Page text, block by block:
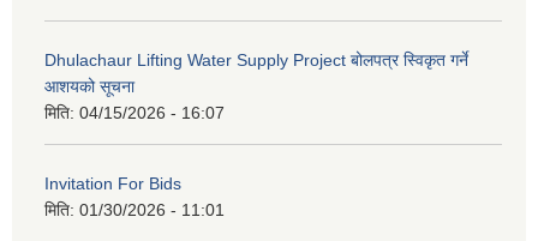
Dhulachaur Lifting Water Supply Project बोलपत्र स्विकृत गर्ने
आशयको सूचना
मिति: 04/15/2026 - 16:07
Invitation For Bids
मिति: 01/30/2026 - 11:01